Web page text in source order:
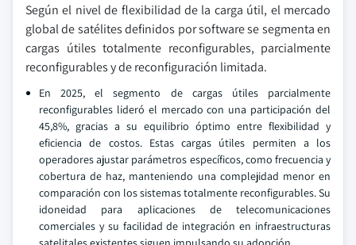
Según el nivel de flexibilidad de la carga útil, el mercado
global de satélites definidos por software se segmenta en
cargas útiles totalmente reconfigurables, parcialmente
reconfigurables y de reconfiguración limitada.
En 2025, el segmento de cargas útiles parcialmente
reconfigurables lideró el mercado con una participación del
45,8%, gracias a su equilibrio óptimo entre flexibilidad y
eficiencia de costos. Estas cargas útiles permiten a los
operadores ajustar parámetros específicos, como frecuencia y
cobertura de haz, manteniendo una complejidad menor en
comparación con los sistemas totalmente reconfigurables. Su
idoneidad para aplicaciones de telecomunicaciones
comerciales y su facilidad de integración en infraestructuras